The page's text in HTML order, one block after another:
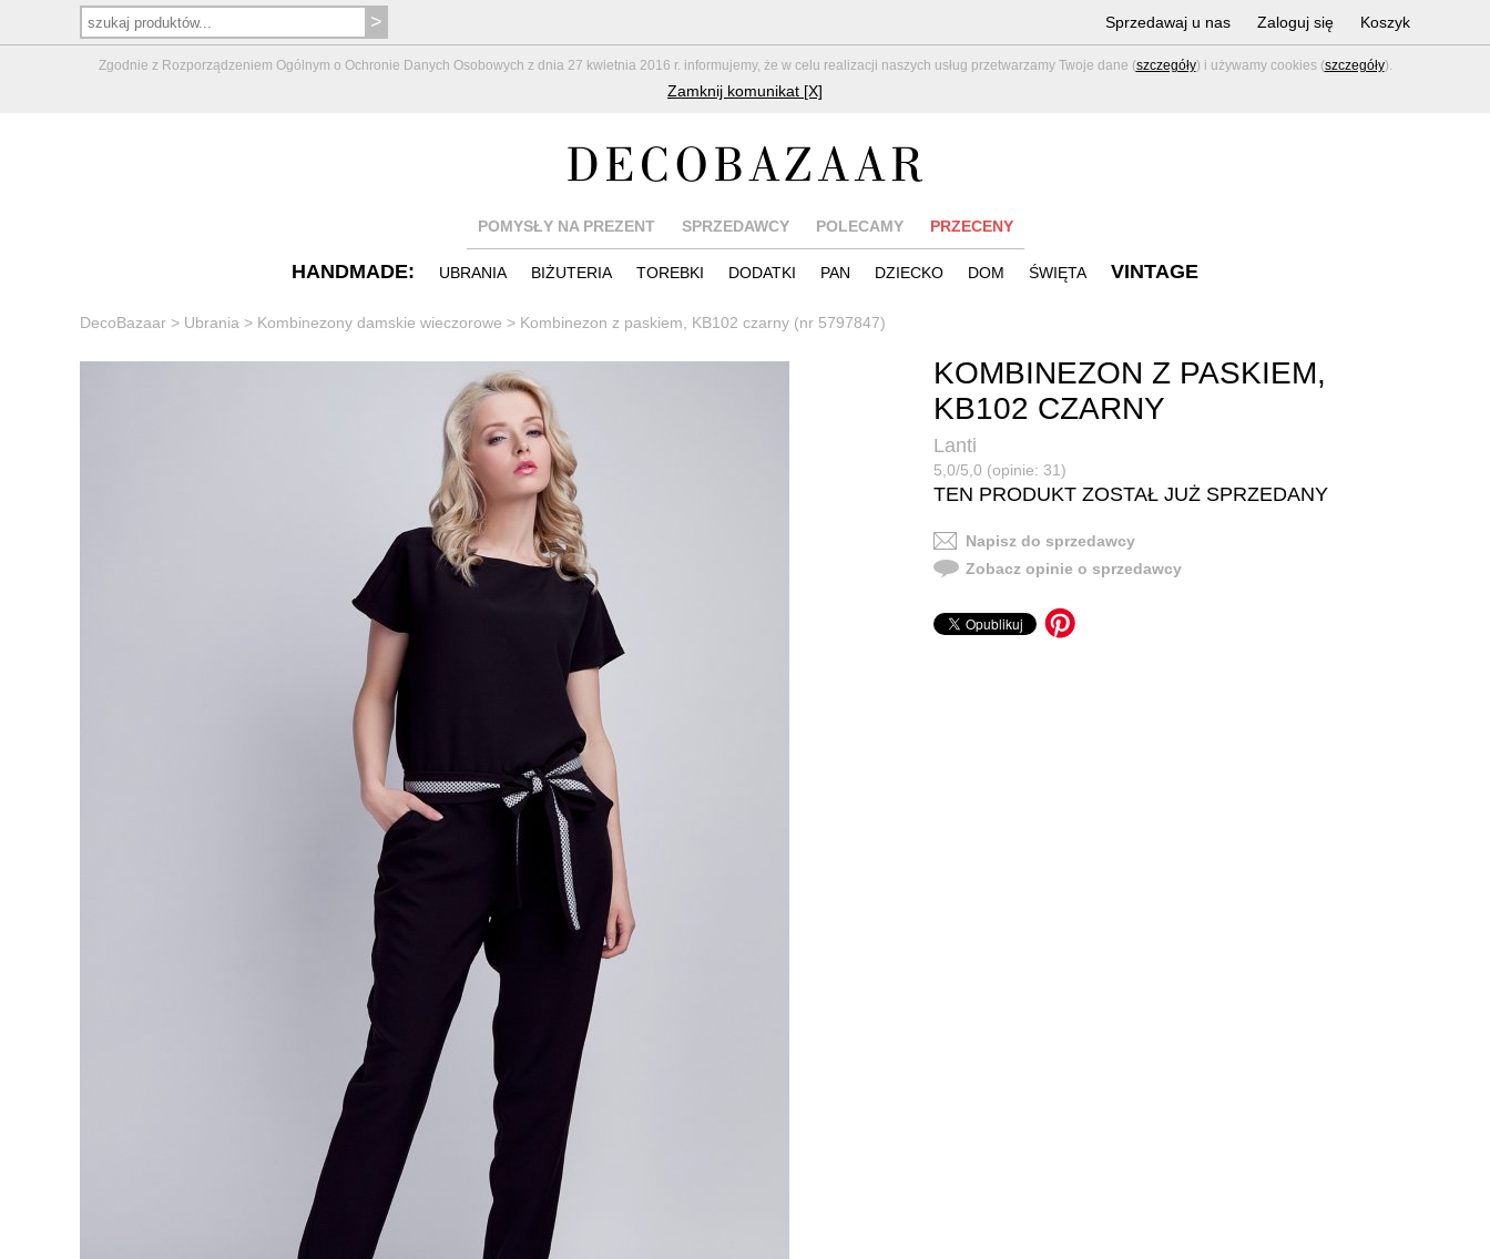
Zgodnie z Rozporządzeniem Ogólnym o Ochronie Danych Osobowych z dnia 27 kwietnia 2016 r. informujemy, że w celu realizacji naszych usług przetwarzamy Twoje dane (szczegóły) i używamy cookies (szczegóły).
Zamknij komunikat [X]
Sprzedawaj u nas Zaloguj się Koszyk
POMYSŁY NA PREZENT SPRZEDAWCY POLECAMY PRZECENY
HANDMADE: UBRANIA BIŻUTERIA TOREBKI DODATKI PAN DZIECKO DOM ŚWIĘTA VINTAGE
DecoBazaar > Ubrania > Kombinezony damskie wieczorowe > Kombinezon z paskiem, KB102 czarny (nr 5797847)
KOMBINEZON Z PASKIEM,
KB102 CZARNY
Lanti
5,0/5,0 (opinie: 31)
TEN PRODUKT ZOSTAŁ JUŻ SPRZEDANY
Napisz do sprzedawcy
Zobacz opinie o sprzedawcy